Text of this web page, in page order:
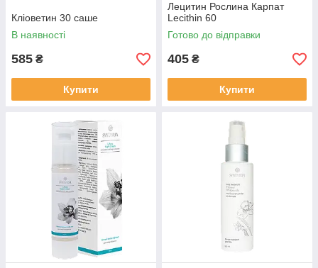
Кліоветин 30 саше
В наявності
585 ₴
Купити
Лецитин Рослина Карпат
Lecithin 60
Готово до відправки
405 ₴
Купити